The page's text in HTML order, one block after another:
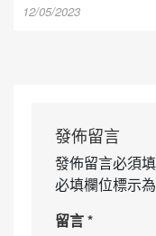
12/05/2023
發佈留言
發佈留言必須
必填欄位標示為
留言*